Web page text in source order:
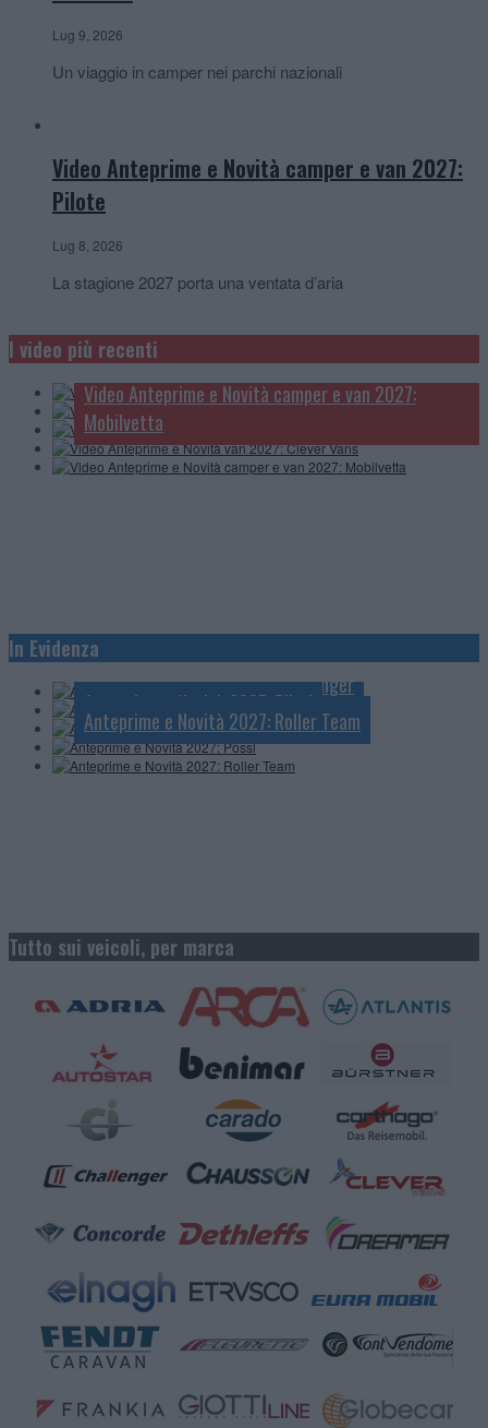
Lug 9, 2026
Un viaggio in camper nei parchi nazionali
Video Anteprime e Novità camper e van 2027:
Pilote
Lug 8, 2026
La stagione 2027 porta una ventata d’aria
I video più recenti
McLouis
Video Anteprime e Novità camper 2027: Carthago
Video Anteprime e novità camper, van e caravan:
Knaus
Video Anteprime e Novità van 2027: Clever Vans
Video Anteprime e Novità camper e van 2027:
Mobilvetta
In EvidenzaAnteprime e Novità 2027: Knaus
Anteprime e Novità 2027: Mobilvetta
Anteprime e Novità 2027: Challenger
Anteprime e Novità 2027: Pössl
Anteprime e Novità 2027: Roller Team
Tutto sui veicoli, per marca